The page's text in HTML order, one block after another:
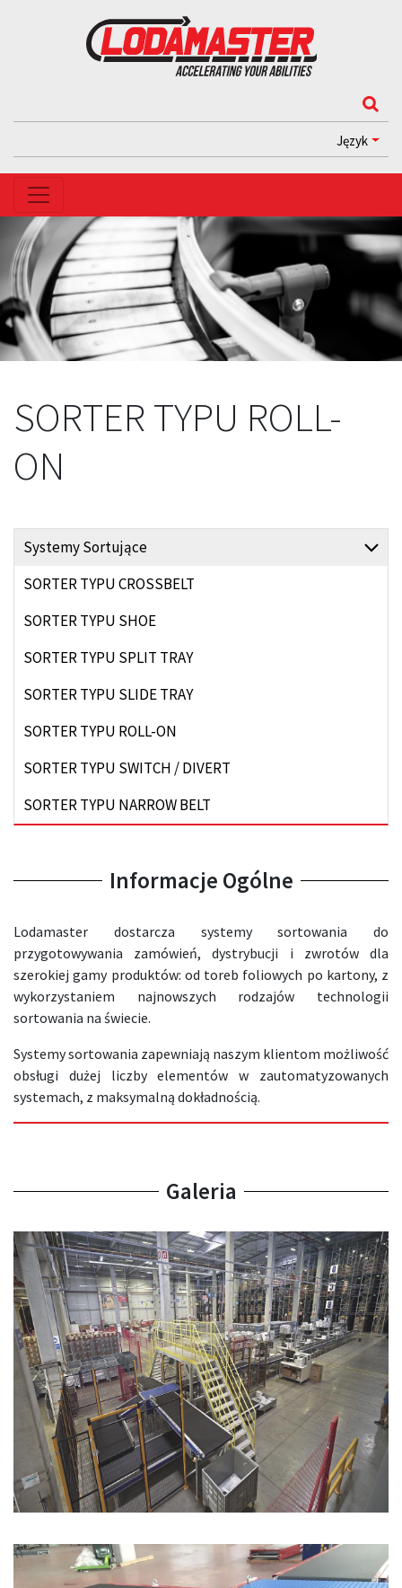
Język
SORTER TYPU ROLL-
ON
Systemy Sortujące
SORTER TYPU CROSSBELT
SORTER TYPU SHOE
SORTER TYPU SPLIT TRAY
SORTER TYPU SLIDE TRAY
SORTER TYPU ROLL-ON
SORTER TYPU SWITCH / DIVERT
SORTER TYPU NARROW BELT
Informacje Ogólne
Lodamaster dostarcza systemy sortowania do
przygotowywania zamówień, dystrybucji i zwrotów dla
szerokiej gamy produktów: od toreb foliowych po kartony, z
wykorzystaniem najnowszych rodzajów technologii
sortowania na świecie.
Systemy sortowania zapewniają naszym klientom możliwość
obsługi dużej liczby elementów w zautomatyzowanych
systemach, z maksymalną dokładnością.
Galeria